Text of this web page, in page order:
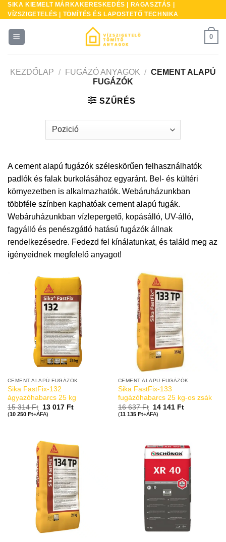
Skip
to
content
SIKA KIEMELT MÁRKAKERESKEDÉS | RAGASZTÁS |
VÍZSZIGETELÉS | TÖMÍTÉS ÉS LAPOSTETŐ TECHNIKA
0
KEZDŐLAP / FUGÁZÓ ANYAGOK / CEMENT ALAPÚ
FUGÁZÓK
SZŰRÉS
A cement alapú fugázók széleskörűen felhasználhatók
padlók és falak burkolásához egyaránt. Bel- és kültéri
környezetben is alkalmazhatók. Webáruházunkban
többféle színben kaphatóak cement alapú fugák.
Webáruházunkban vízlepergető, kopásálló, UV-álló,
fagyálló és penészgátló hatású fugázók állnak
rendelkezésedre. Fedezd fel kínálatunkat, és találd meg az
igényeidnek megfelelő anyagot!
CEMENT ALAPÚ FUGÁZÓK
Sika FastFix-132
ágyazóhabarcs 25 kg
15 314Ft 13 017 Ft
(10 250 Ft+ÁFA)
CEMENT ALAPÚ FUGÁZÓK
Sika FastFix-133
fugázóhabarcs 25 kg-os zsák
16 637Ft 14 141 Ft
(11 135 Ft+ÁFA)